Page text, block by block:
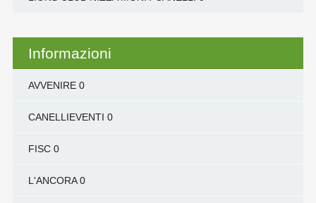
Informazioni
AVVENIRE0
CANELLIEVENTI 0
FISC0
L'ANCORA0